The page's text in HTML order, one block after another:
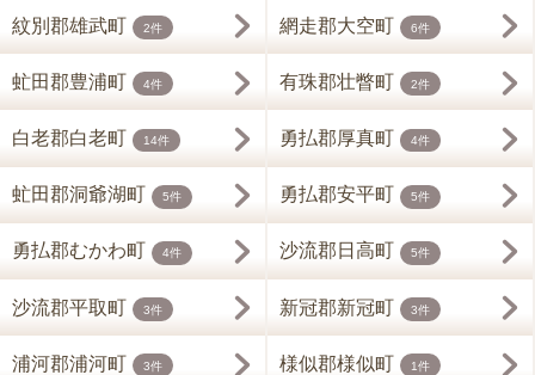
紋別郡雄武町 2件 網走郡大空町 6件
虻田郡豊浦町 4件 有珠郡壮瞥町 2件
白老郡白老町 14件 勇払郡厚真町 4件
虻田郡洞爺湖町 5件 勇払郡安平町 5件
勇払郡むかわ町 4件 沙流郡日高町 5件
沙流郡平取町 3件 新冠郡新冠町 3件
浦河郡浦河町 3件 様似郡様似町 1件